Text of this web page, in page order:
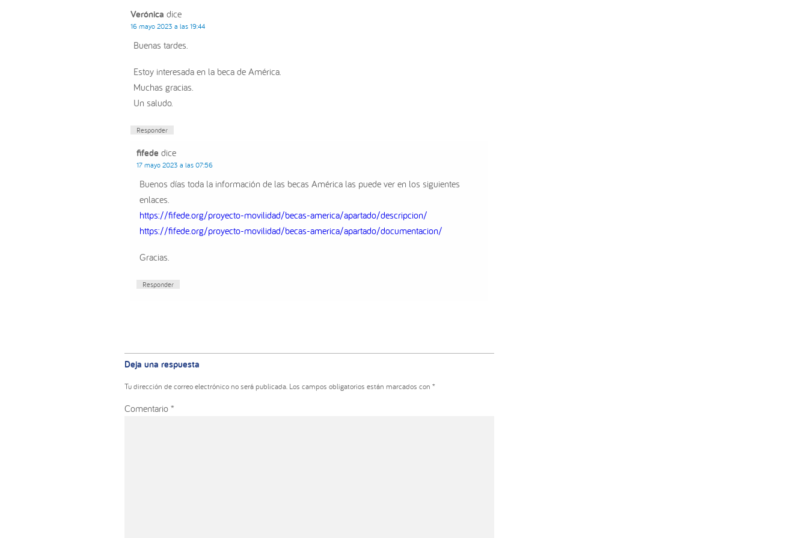
Verónica dice
16 mayo 2023 a las 19:44
Buenas tardes.
Estoy interesada en la beca de América.
Muchas gracias.
Un saludo.
Responder
fifede dice
17 mayo 2023 a las 07:56
Buenos días toda la información de las becas América las puede ver en los siguientes
enlaces.
https://fifede.org/proyecto-movilidad/becas-america/apartado/descripcion/
https://fifede.org/proyecto-movilidad/becas-america/apartado/documentacion/
Gracias.
Responder
Deja una respuesta
Tu dirección de correo electrónico no será publicada. Los campos obligatorios están marcados con *
Comentario *